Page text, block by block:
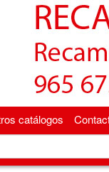
catálogos